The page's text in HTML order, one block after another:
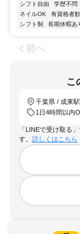
シフト自由
学歴不問
ネイルOK
有資格者
シフト制
長期休暇あ
前へ
こ
千葉県 / 成東駅
1日4時間以内
「LINEで受け取る
す。 詳しくはこちら